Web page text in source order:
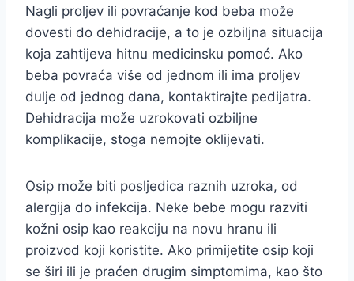
Nagli proljev ili povraćanje kod beba može
dovesti do dehidracije, a to je ozbiljna situacija
koja zahtijeva hitnu medicinsku pomoć. Ako
beba povraća više od jednom ili ima proljev
dulje od jednog dana, kontaktirajte pedijatra.
Dehidracija može uzrokovati ozbiljne
komplikacije, stoga nemojte oklijevati.
Osip može biti posljedica raznih uzroka, od
alergija do infekcija. Neke bebe mogu razviti
kožni osip kao reakciju na novu hranu ili
proizvod koji koristite. Ako primijetite osip koji
se širi ili je praćen drugim simptomima, kao što